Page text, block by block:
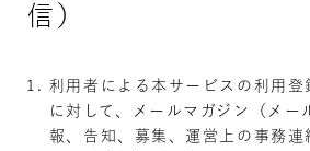
信）
利用者による本サービスの利用登
に対して、メールマガジン（メー
報、告知、募集、運営上の事務連